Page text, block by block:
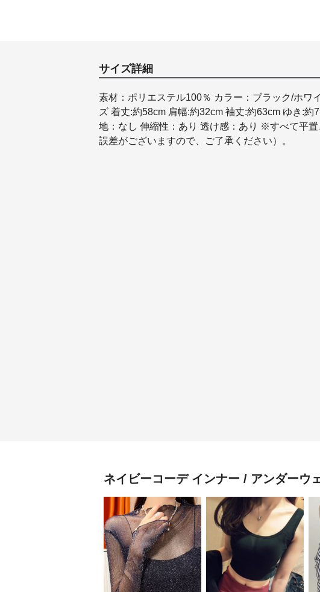
サイズ詳細
素材：ポリエステル100％ カラー：ブラック/ホワ
ズ 着丈:約58cm 肩幅:約32cm 袖丈:約63cm ゆき:約
地：なし 伸縮性：あり 透け感：あり ※すべて平
誤差がございますので、ご了承ください）。
ネイビーコーデ インナー / アンダーウ